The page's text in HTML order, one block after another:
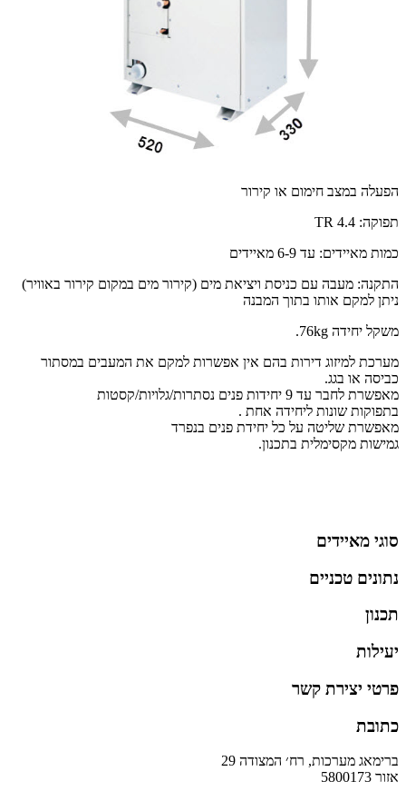
הפעלה במצב חימום או קירור
תפוקה: 4.4 TR
כמות מאיידים: עד 6-9 מאיידים
התקנה: מעבה עם כניסת ויציאת מים (קירור מים במקום קירור באוויר)
ניתן למקם אותו בתוך המבנה
משקל יחידה 76kg.
מערכת למיזוג דירות בהם אין אפשרות למקם את המעבים במסתור
כביסה או בגג.
מאפשרת לחבר עד 9 יחידות פנים נסתרות/גלויות/קסטות
בתפוקות שונות ליחידה אחת .
מאפשרת שליטה על כל יחידת פנים בנפרד
גמישות מקסימלית בתכנון.
סוגי מאיידים
נתונים טכניים
תכנון
יעילות
פרטי יצירת קשר
כתובת
ברימאג מערכות, רח׳ המצודה 29
אזור 5800173